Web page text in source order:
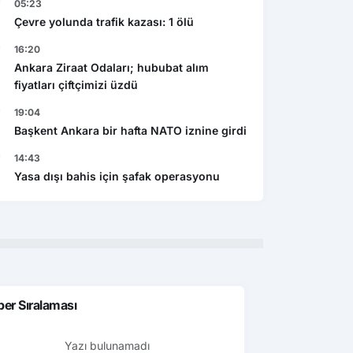
05:23
Çevre yolunda trafik kazası: 1 ölü
16:20
Ankara Ziraat Odaları; hububat alım
fiyatları çiftçimizi üzdü
19:04
Başkent Ankara bir hafta NATO iznine girdi
14:43
Yasa dışı bahis için şafak operasyonu
Sıralaması
Yazı bulunamadı